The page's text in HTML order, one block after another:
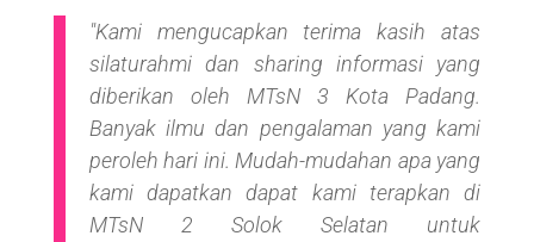
​"Kami mengucapkan terima kasih atas
silaturahmi dan sharing informasi yang
diberikan oleh MTsN 3 Kota Padang.
Banyak ilmu dan pengalaman yang kami
peroleh hari ini. Mudah-mudahan apa yang
kami dapatkan dapat kami terapkan di
MTsN 2 Solok Selatan untuk